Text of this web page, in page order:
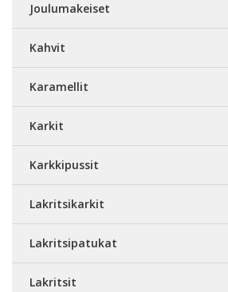
Joulumakeiset
Kahvit
Karamellit
Karkit
Karkkipussit
Lakritsikarkit
Lakritsipatukat
Lakritsit